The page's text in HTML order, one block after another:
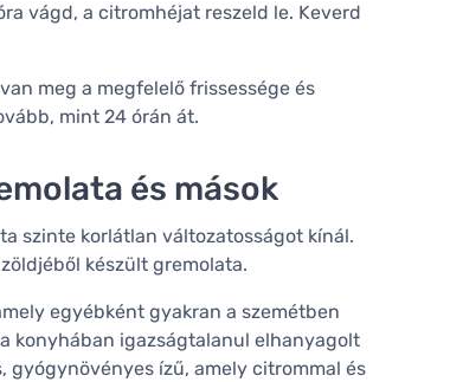
vágd, a citromhéjat reszeld le. Keverd
meg a megfelelő frissessége és
mint 24 órán át.
és mások
szinte korlátlan változatosságot kínál.
készült gremolata.
egyébként gyakran a szemétben
konyhában igazságtalanul elhanyagolt
gyógynövényes ízű, amely citrommal és